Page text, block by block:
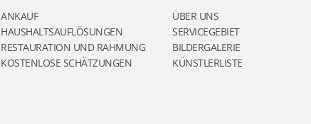
ANKAUF
HAUSHALTSAUFLÖSUNGEN
RESTAURATION UND RAHMUNG
KOSTENLOSE SCHÄTZUNGEN
ÜBER UNS
SERVICEGEBIET
BILDERGALERIE
KÜNSTLERLISTE